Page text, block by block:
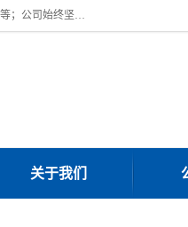
广东鼎新钢结构工程有限公司是一家制作大型电动雨棚厂家;主营：电动推拉雨棚、厂房过道雨棚、电动伸缩雨棚、停车棚、移动雨棚等；公司始终坚持结构创新,品质优越,美观形象,且售后服务好。公司充分吸纳当今休闲用品的前端技术和风格,为您带来质价相宜,时尚典雅的各种户外用品,
关于我们